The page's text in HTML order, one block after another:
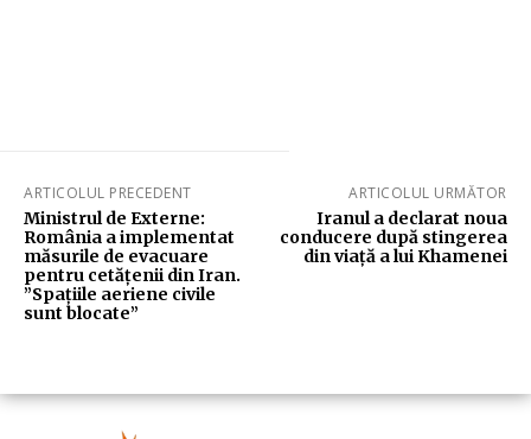
ARTICOLUL PRECEDENT
Ministrul de Externe:
România a implementat
măsurile de evacuare
pentru cetățenii din Iran.
”Spațiile aeriene civile
sunt blocate”
ARTICOLUL URMĂTOR
Iranul a declarat noua
conducere după stingerea
din viață a lui Khamenei